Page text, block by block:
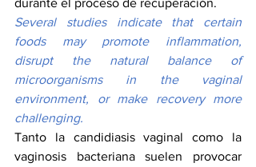
durante el proceso de recuperación.
Several studies indicate that certain
foods may promote inflammation,
disrupt the natural balance of
microorganisms in the vaginal
environment, or make recovery more
challenging.
Tanto la candidiasis vaginal como la
vaginosis bacteriana suelen provocar